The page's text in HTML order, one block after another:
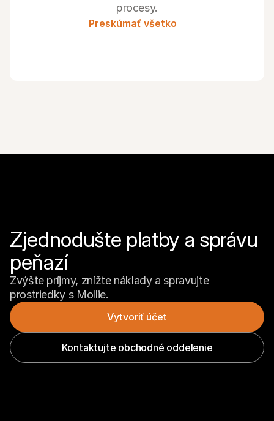
procesy.
Preskúmať všetko
Zjednodušte platby a správu
peňazí
Zvýšte príjmy, znížte náklady a spravujte
prostriedky s Mollie.
Vytvoriť účet
Kontaktujte obchodné oddelenie